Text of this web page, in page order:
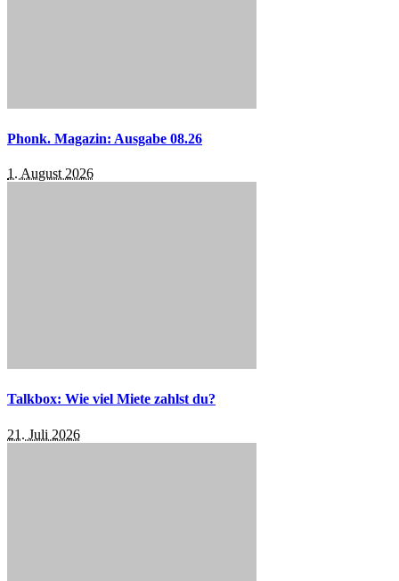
Phonk. Magazin: Ausgabe 08.26
1. August 2026
Talkbox: Wie viel Miete zahlst du?
21. Juli 2026